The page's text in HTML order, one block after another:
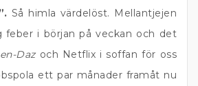
Så himla värdelöst. Mellantjejen
feber i början på veckan och det
Dazoch Netflix i soffan för oss
ett par månader framåt nu